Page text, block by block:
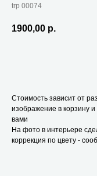
trp 00074
1900,00 р.
Стоимость зависит от
изображение в корзину
вами
На фото в интерьере
коррекция по цвету -